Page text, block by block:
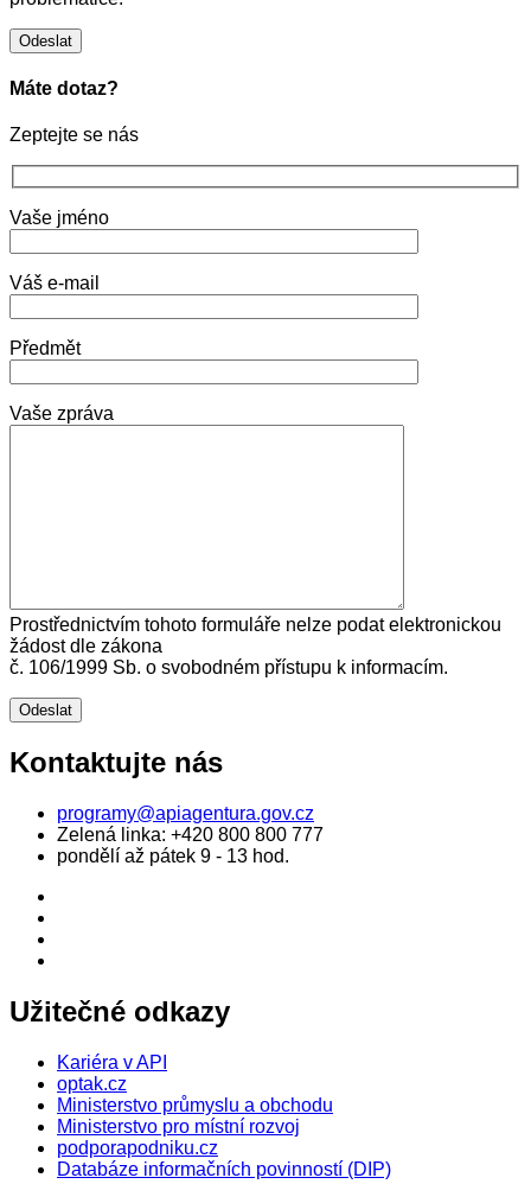
Máte dotaz?
Zeptejte se nás
Vaše jméno
Váš e-mail
Předmět
Vaše zpráva
Prostřednictvím tohoto formuláře nelze podat elektronickou
žádost dle zákona
č. 106/1999 Sb. o svobodném přístupu k informacím.
Kontaktujte nás
programy@apiagentura.gov.cz
Zelená linka: +420 800 800 777
pondělí až pátek 9 - 13 hod.
Užitečné odkazy
Kariéra v API
optak.cz
Ministerstvo průmyslu a obchodu
Ministerstvo pro místní rozvoj
podporapodniku.cz
Databáze informačních povinností (DIP)